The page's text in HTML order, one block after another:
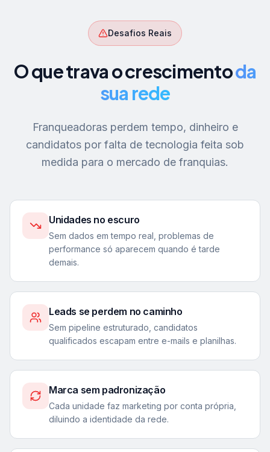
Desafios Reais
O que trava o crescimentoda
sua rede
Franqueadoras perdem tempo, dinheiro e
candidatos por falta de tecnologia feita sob
medida para o mercado de franquias.
Unidades no escuro
Sem dados em tempo real, problemas de
performance só aparecem quando é tarde
demais.
Leads se perdem no caminho
Sem pipeline estruturado, candidatos
qualificados escapam entre e-mails e planilhas.
Marca sem padronização
Cada unidade faz marketing por conta própria,
diluindo a identidade da rede.